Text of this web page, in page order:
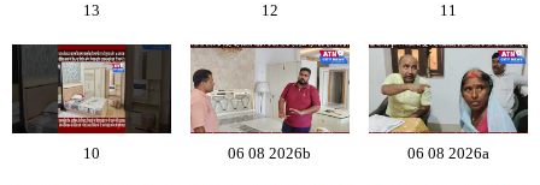
13 12 11
10 06 08 2026b 06 08 2026a